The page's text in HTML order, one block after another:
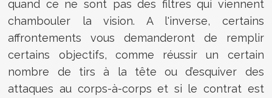
quand ce ne sont pas des filtres qui viennent
chambouler la vision. A l'inverse, certains
affrontements vous demanderont de remplir
certains objectifs, comme réussir un certain
nombre de tirs à la tête ou d’esquiver des
attaques au corps-à-corps et si le contrat est